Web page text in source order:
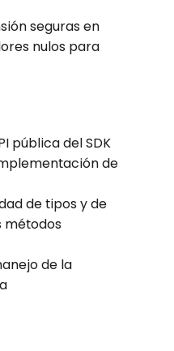
seguras en
nulos para
pública del SDK
de
de tipos y de
métodos
de la